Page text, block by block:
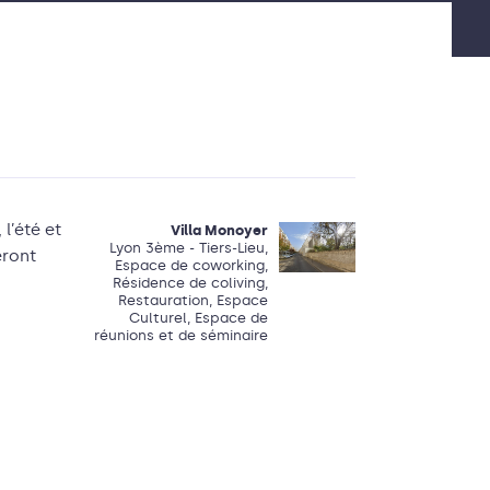
et
Villa Monoyer
Lyon 3ème - Tiers-Lieu,
Espace de coworking,
Résidence de coliving,
Restauration, Espace
Culturel, Espace de
réunions et de séminaire